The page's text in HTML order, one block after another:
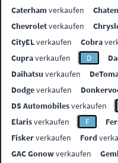
Caterhamverkaufen
Chevroletverkaufen
CityELverkaufen Cobra
Cupraverkaufen D
Daihatsu verkaufen
Dodgeverkaufen
DS Automobilesverkaufen
Elarisverkaufen F
Fiskerverkaufen Ford
GAC Gonowverkaufen